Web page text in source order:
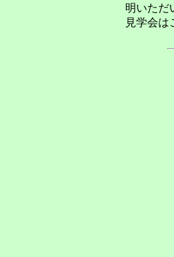
明いただ
見学会は